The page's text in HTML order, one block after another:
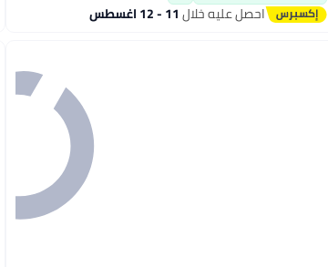
احصل عليه خلال11 - 12 اغسطس